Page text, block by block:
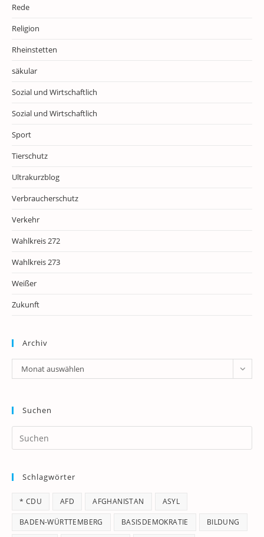
Rede
Religion
Rheinstetten
säkular
Sozial und Wirtschaftlich
Sozial und Wirtschaftlich
Sport
Tierschutz
Ultrakurzblog
Verbraucherschutz
Verkehr
Wahlkreis 272
Wahlkreis 273
Weißer
Zukunft
Archiv
Archiv
Monat auswählen
Suchen
Schlagwörter
* CDU AFD AFGHANISTAN ASYL
BADEN-WÜRTTEMBERG BASISDEMOKRATIE BILDUNG